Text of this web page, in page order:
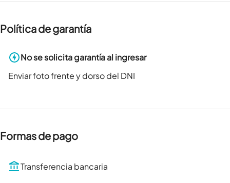
Política de garantía
No se solicita garantía al ingresar
Enviar foto frente y dorso del DNI
Formas de pago
Transferencia bancaria